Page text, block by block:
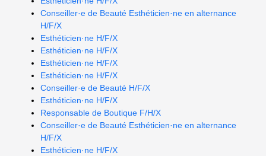
Conseiller·e de Beauté Esthéticien·ne en alternance
H/F/X
Esthéticien·ne H/F/X
Esthéticien·ne H/F/X
Esthéticien·ne H/F/X
Esthéticien·ne H/F/X
Conseiller·e de Beauté H/F/X
Esthéticien·ne H/F/X
Responsable de Boutique F/H/X
Conseiller·e de Beauté Esthéticien·ne en alternance
H/F/X
Esthéticien·ne H/F/X